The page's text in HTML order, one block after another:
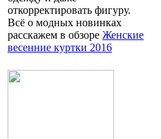
откорректировать фигуру.
Всё о модных новинках
расскажем в обзоре Женские
весенние куртки 2016